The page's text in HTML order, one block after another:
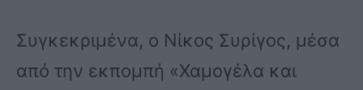
Συγκεκριμένα, ο Νίκος Συρίγος, μέσα
από την εκπομπή «Χαμογέλα και